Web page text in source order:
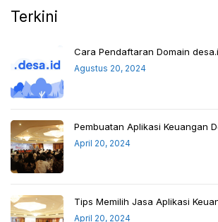
Terkini
Cara Pendaftaran Domain
Agustus 20, 2024
Pembuatan Aplikasi Keuangan
April 20, 2024
Tips Memilih Jasa Aplikasi
April 20, 2024